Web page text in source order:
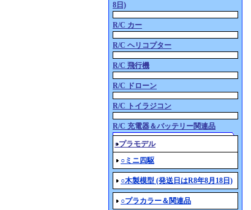
8日)
R/C カー
R/C ヘリコプター
R/C 飛行機
R/C ドローン
R/C トイラジコン
R/C 充電器＆バッテリー関連品
○プラモデル
○ミニ四駆
○木製模型 (発送日はR8年8月18日)
○プラカラー＆関連品